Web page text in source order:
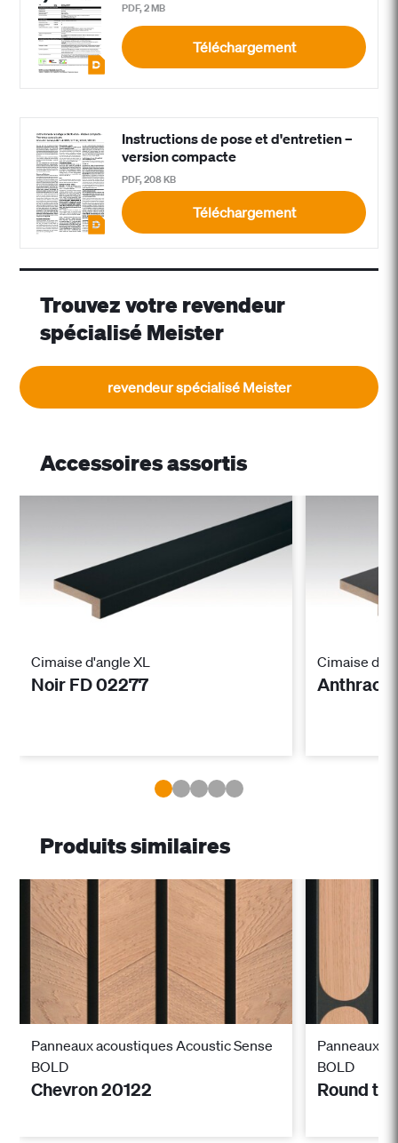
PDF, 2 MB
Téléchargement
Instructions de pose et d'entretien –
version compacte
PDF, 208 KB
Téléchargement
Trouvez votre revendeur
spécialisé Meister
revendeur spécialisé Meister
Accessoires assortis
Cimaise d'angle XL
Noir FD 02277
Cimaise
Produits similaires
Panneaux acoustiques Acoustic Sense
BOLD
Chevron 20122
Panneaux
BOLD
Round